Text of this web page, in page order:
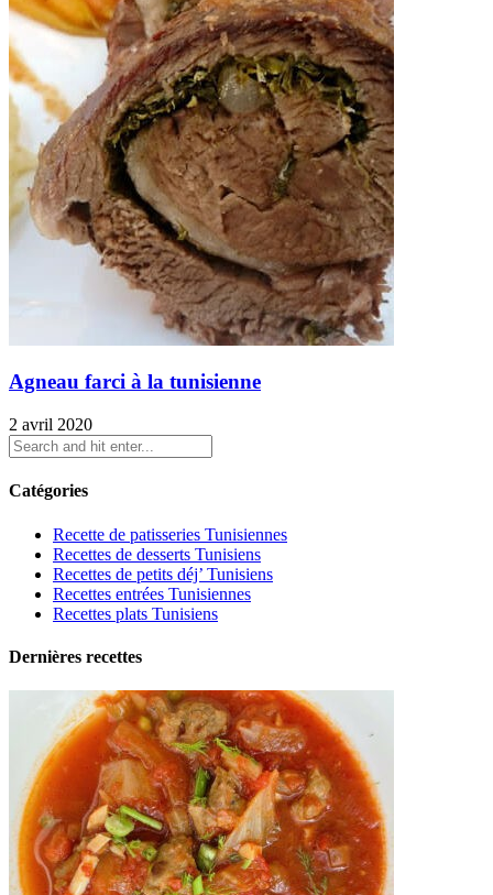
Agneau farci à la tunisienne
2 avril 2020
Catégories
Recette de patisseries Tunisiennes
Recettes de desserts Tunisiens
Recettes de petits déj’ Tunisiens
Recettes entrées Tunisiennes
Recettes plats Tunisiens
Dernières recettes